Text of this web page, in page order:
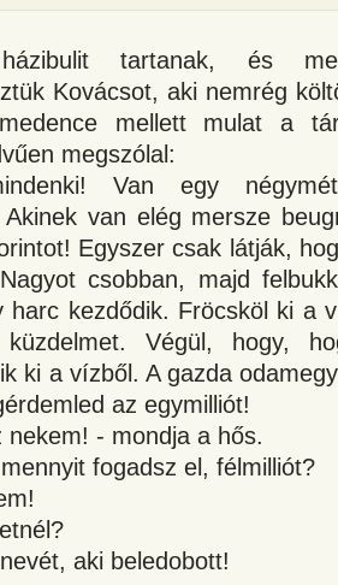
házibulit tartanak, és
Kovácsot, aki nemrég
mellett mulat a
megszólal:
Van egy
Akinek van elég mersze
Egyszer csak látják,
csobban, majd
harc kezdődik. Fröcsköl ki a
Végül, hogy,
ki a vízből. A gazda
az egymilliót!
nekem! - mondja a hős.
fogadsz el, félmilliót?
aki beledobott!